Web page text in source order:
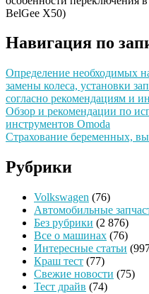
BelGee X50)
Навигация по
Определение необходимых
замены колеса, установки
согласно рекомендациям и
Обзор и рекомендации по
инструментов Omoda
Страхование беременных,
Рубрики
Volkswagen (76)
Автомобильные
Без рубрики (2 876)
Все о машинах (76)
Интересные статьи
Краш тест (77)
Свежие новости (75)
Тест драйв (74)